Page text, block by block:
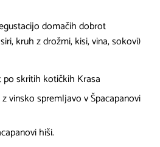
domačih dobrot
kruh z drožmi, kisi, vina, sokovi)
skritih kotičkih Krasa
vinsko spremljavo v Špacapanovi
hiši.